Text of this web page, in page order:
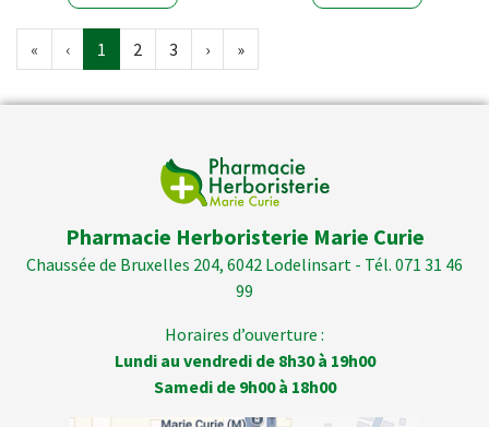
« ‹ 1 2 3 › »
Pharmacie Herboristerie Marie Curie
Chaussée de Bruxelles 204, 6042 Lodelinsart - Tél. 071 31 46
99
Horaires d’ouverture :
Lundi au vendredi de 8h30 à 19h00
Samedi de 9h00 à 18h00